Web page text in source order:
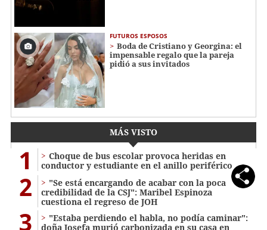
FUTUROS ESPOSOS
Boda de Cristiano y Georgina: el
impensable regalo que la pareja
pidió a sus invitados
MÁS VISTO
1
Choque de bus escolar provoca heridas en
conductor y estudiante en el anillo periférico
2
"Se está encargando de acabar con la poca
credibilidad de la CSJ": Maribel Espinoza
cuestiona el regreso de JOH
3
"Estaba perdiendo el habla, no podía caminar":
doña Josefa murió carbonizada en su casa en